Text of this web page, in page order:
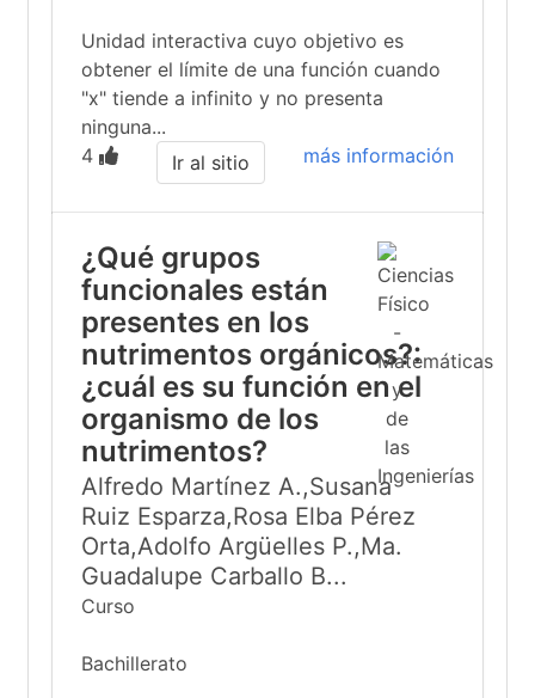
Unidad interactiva cuyo objetivo es
obtener el límite de una función cuando
"x" tiende a infinito y no presenta
ninguna...
4
más información
Ir al sitio
¿Qué grupos
funcionales están
presentes en los
nutrimentos orgánicos?:
¿cuál es su función en el
organismo de los
nutrimentos?
Alfredo Martínez A.,Susana
Ruiz Esparza,Rosa Elba Pérez
Orta,Adolfo Argüelles P.,Ma.
Guadalupe Carballo B...
Curso
Bachillerato